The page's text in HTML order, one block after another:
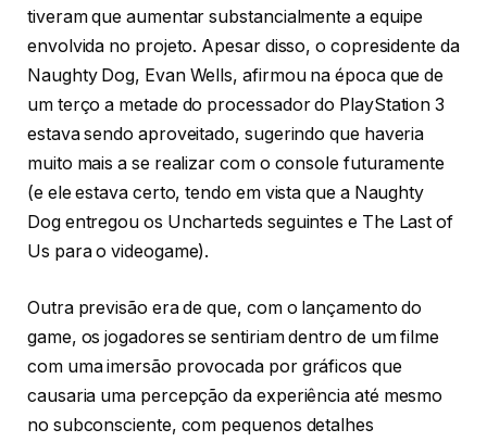
tiveram que aumentar substancialmente a equipe
envolvida no projeto. Apesar disso, o copresidente da
Naughty Dog, Evan Wells, afirmou na época que de
um terço a metade do processador do PlayStation 3
estava sendo aproveitado, sugerindo que haveria
muito mais a se realizar com o console futuramente
(e ele estava certo, tendo em vista que a Naughty
Dog entregou os Uncharteds seguintes e The Last of
Us para o videogame).
Outra previsão era de que, com o lançamento do
game, os jogadores se sentiriam dentro de um filme
com uma imersão provocada por gráficos que
causaria uma percepção da experiência até mesmo
no subconsciente, com pequenos detalhes